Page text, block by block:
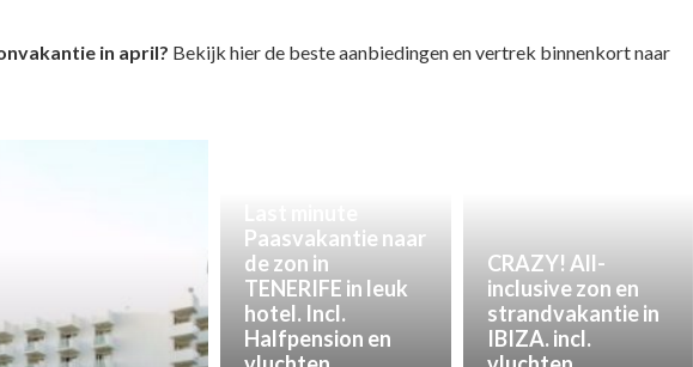
in april? Bekijk hier de beste aanbiedingen en vertrek binnenkort naar
Paasvakantie naar
de zon in
TENERIFE in leuk
hotel. Incl.
Halfpension en
CRAZY! All-
inclusive zon en
strandvakantie in
IBIZA. incl.